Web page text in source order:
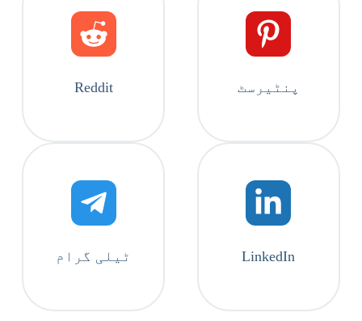
پنٹیرسٹ Reddit
LinkedIn ٹیلی گرام